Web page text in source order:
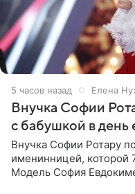
5 часов назад Елена
Внучка Софии
с бабушкой в день
Внучка Софии Ротару
именинницей, которой
Модель София